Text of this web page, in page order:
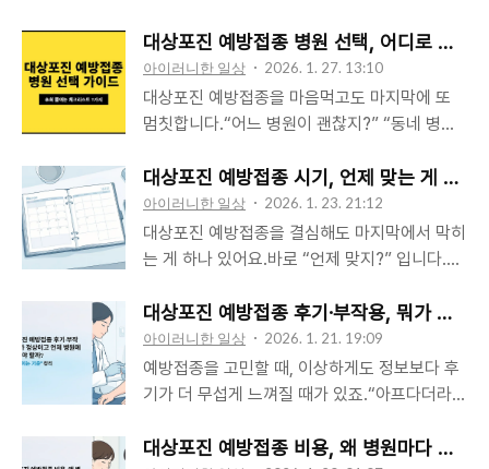
장 빨리 찾는 공식 루트 3가지지자체 ‘통합예약/
공공예약’ 포털: 시·군·구에서 체육시설 예약을
한 곳에 모아둔 경우가 많아요. (대관/일일이용/
관람신청 등 메뉴명이 다를 수 있음)시설관리공
서 파크골프를 따로 운영하는 곳도 있어요.전용
‘파크골프 예약시스템’: 대구처럼 파크골프만 따
로 예..
이 아니라 판단 기준입니다. 오늘은 딱 그 기준
을 정리해드릴게요.※ 아래 내용은 일반적인 참
고용입니다. 아이 나이/기저질환/증상에 따라 달
라질 수 있으니, 불안하거나 증상이 심하면 의료
숫자”보다 “아이 상태”가 더 중요합니다열이
38~39도라도 아이가 물도 마시고, 반응도 괜찮
고, 숨도 편하면 급하지 않은 경우가 많습니다.
반대로 열이 아주 높지 않아도 처지거나 숨이 힘
밤에 문 여는 병원! 전국 달빛어린이병원 리스트
(찾는 법) 총정리 - dondeckman이럴 때 ..
대상포진 예방접종 병원 선택, 어디로 가야
아이러니한 일상 2026. 1. 27. 13:10
대상포진 예방접종을 마음먹고도 마지막에 또
멈칫합니다.“어느 병원이 괜찮지?” “동네 병원
고 결정하자니 찜찜하고, 후기만 믿자니 더 불안
해지고요.그래서 오늘은 딱 실전형으로 정리해
볼게요.병원 선택을 ‘감’이 아니라 ‘체크리스
트’로 하는 방법입니다. 이거만 알면, 괜히 왔다
내용은 일반적인 참고용이며, 개인의 건강 상태
(지병/복용약/알레르기 등)에 따라 달라질 수 있
어요. 불안하거나 특이사항이 있으면 의료진 상
담이 가장 안전합니다.1) “좋은 병원”은 유명한
접종은 수술처럼 대단한 절차가 아니라서 “아무
데나 가도 되지 않나?” 싶을 수 있어요.근데 실
대상포진 예방접종 시기, 언제 맞는 게 가
아이러니한 일상 2026. 1. 23. 21:12
대상포진 예방접종을 결심해도 마지막에서 막히
는 게 하나 있어요.바로 “언제 맞지?” 입니다.오
또 잊고… 그러다 다시 불안해지고요.그래서 이
글은 복잡한 설명 대신, 바쁜 사람도 바로 일정
잡을 수 있는 기준으로 정리해드릴게요.※ 아래
내용은 일반적인 참고용입니다. 지병/복용약/알
니, 최종 결정은 의료진 상담이 가장 안전합니
대상포진 예방접종 후기·부작용, 뭐가 정상
아이러니한 일상 2026. 1. 21. 19:09
예방접종을 고민할 때, 이상하게도 정보보다 후
기가 더 무섭게 느껴질 때가 있죠.“아프다더라”,
개만 읽어도 마음이 확 흔들립니다.근데요. 후기
대상포진 예방접종 비용, 왜 병원마다 다를